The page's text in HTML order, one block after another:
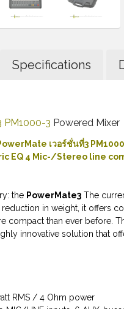
Specifications
PM1000-3 Powered Mixer
PowerMate เวอร์ชั่นที่3
EQ 4 Mic-/Stereo line
the PowerMate3 The
in weight, it offers
compact than ever before.
innovative solution that
RMS / 4 Ohm power